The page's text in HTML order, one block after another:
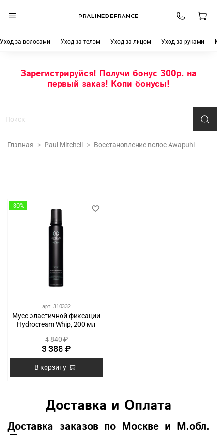
PRALINEDEFRANCE
Уход за волосами Уход за телом Уход за лицом Уход за руками
Зарегистрируйся! Получи бонус 300р. на
первый заказ! Копи бонусы!
Главная Paul Mitchell Восстановление волос Awapuhi
-30%
арт. 310332
Мусс эластичной фиксации
Hydrocream Whip, 200 мл
4 840 ₽
3 388 ₽
В корзину
Доставка и Оплата
Доставка заказов по Москве и М.обл.